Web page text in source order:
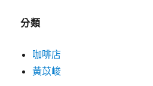
分類
咖啡店
黃苡峻